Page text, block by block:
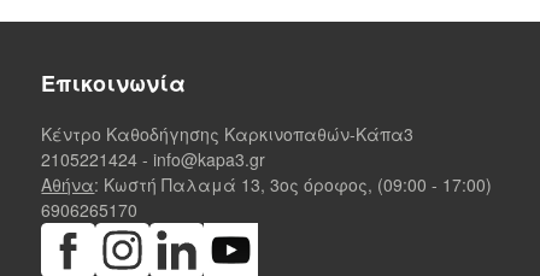
Επικοινωνία
Κέντρο Καθοδήγησης Καρκινοπαθών-Κάπα3
2105221424 - info@kapa3.gr
Αθήνα: Κωστή Παλαμά 13, 3ος όροφος, (09:00 - 17:00)
6906265170